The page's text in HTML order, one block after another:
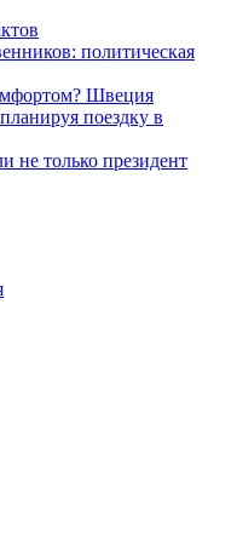
политическая
Швеция
поездку в
не только президент